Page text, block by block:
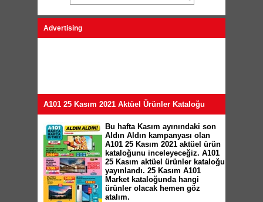
Advertising
A101 25 Kasım 2021 Aktüel Ürünler Kataloğu
Bu hafta Kasım ayınındaki son
Aldın Aldın kampanyası olan
A101 25 Kasım 2021 aktüel ürün
kataloğunu inceleyeceğiz. A101
25 Kasım aktüel ürünler kataloğu
yayınlandı. 25 Kasım A101
Market kataloğunda hangi
ürünler olacak hemen göz
atalım.